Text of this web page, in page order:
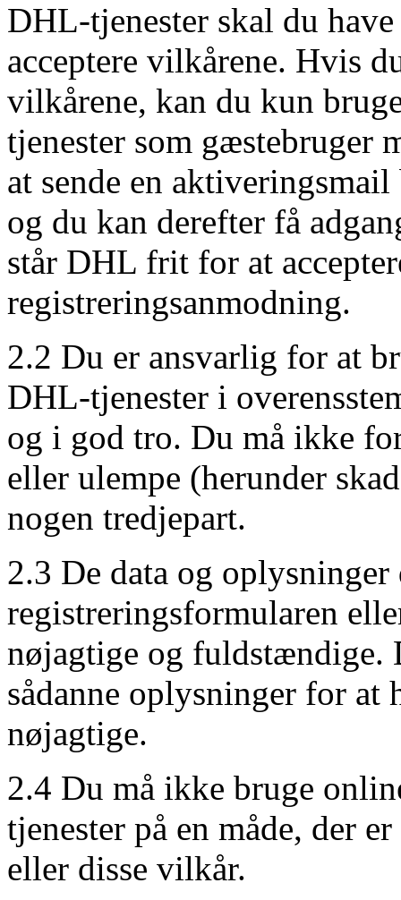
DHL-tjenester skal du
acceptere vilkårene. Hvis
vilkårene, kan du kun
tjenester som gæstebruger
at sende en
og du kan derefter få
står DHL frit for at
registreringsanmodning.
2.2 Du er ansvarlig for at
DHL-tjenester i
og i god tro. Du må ikke
eller ulempe (herunder
nogen tredjepart.
2.3 De data og
registreringsformularen
nøjagtige og fuldstændige.
sådanne oplysninger for
nøjagtige.
2.4 Du må ikke bruge
tjenester på en måde, der
eller disse vilkår.